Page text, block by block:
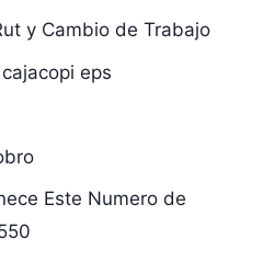
y Cambio de Trabajo
eps
Este Numero de